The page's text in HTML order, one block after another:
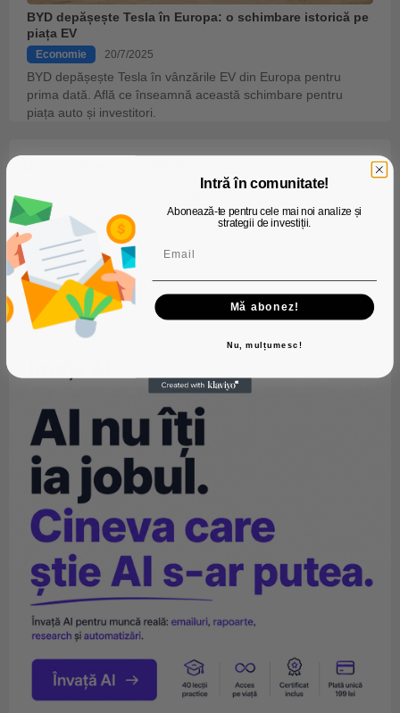
BYD depășește Tesla în Europa: o schimbare istorică pe
piața EV
Economie 20/7/2025
BYD depășește Tesla în vânzările EV din Europa pentru
prima dată. Află ce înseamnă această schimbare pentru
piața auto și investitori.
✔️No Spam
Adresa de email
Intră în comunitate!
Abonează-te pentru cele mai noi analize și
strategii de investiții.
Mă abonez!
Nu, mulțumesc!